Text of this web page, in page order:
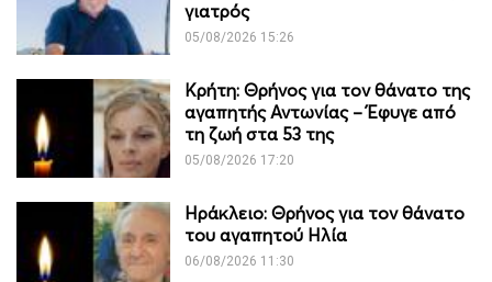
γιατρός
05/08/2026 15:26
Κρήτη: Θρήνος για τον θάνατο της
αγαπητής Αντωνίας – Έφυγε από
τη ζωή στα 53 της
05/08/2026 17:20
Ηράκλειο: Θρήνος για τον θάνατο
του αγαπητού Ηλία
06/08/2026 11:30